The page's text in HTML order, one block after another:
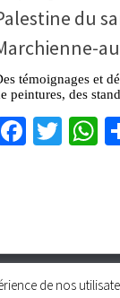
du
témoignages et
peintures, des
de nos